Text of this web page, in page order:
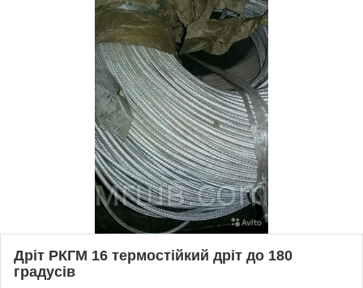
Дріт РКГМ 16 термостійкий дріт до 180
градусів